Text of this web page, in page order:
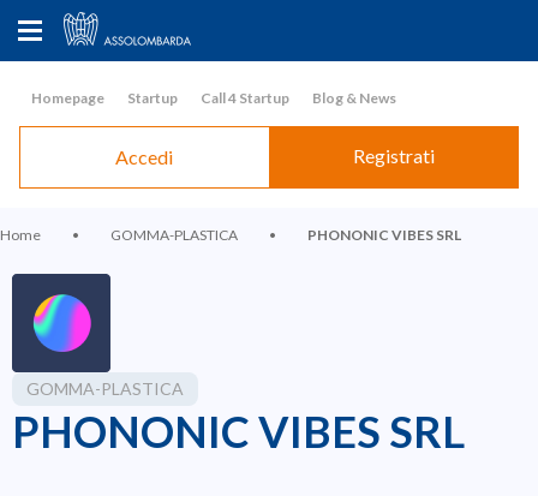
Homepage Startup Call 4 Startup Blog & News
Accedi Registrati
Home • GOMMA-PLASTICA • PHONONIC VIBES SRL
GOMMA-PLASTICA
PHONONIC VIBES SRL